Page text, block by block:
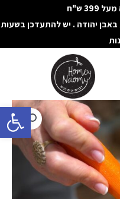
פתח
ש"ח
יהודה . יש להתעדכן בשעות